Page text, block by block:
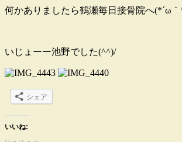
何かありましたら鶴瀬毎日接骨院へ(*´ω
いじょーー池野でした(^^)/
シェア
いいね: